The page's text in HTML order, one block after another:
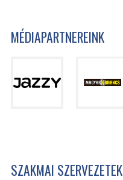
MÉDIAPARTNEREINK
SZAKMAI SZERVEZETEK